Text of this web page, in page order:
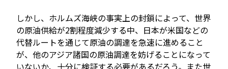
しかし、ホルムズ海峡の事実上の封鎖によって、世界
の原油供給が2割程度減少する中、日本が米国などの
代替ルートを通じて原油の調達を急速に進めること
が、他のアジア諸国の原油調達を妨げることになって
いないか、十分に検証する必要があるだろう。また世